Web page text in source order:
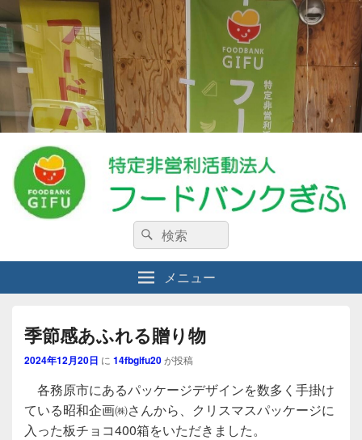
特定非営利活動法人フードバンクぎ
ふ
私たちは、生活に困窮している人々・食料を必要としている人々を支援する
NPO法人です。
検
索:
検
索
メニュー
季節感あふれる贈り物
2024年12月20日 に 14fbgifu20が投稿
各務原市にあるパッケージデザインを数多く手掛け
ている昭和企画㈱さんから、クリスマスパッケージに
入った板チョコ400箱をいただきました。